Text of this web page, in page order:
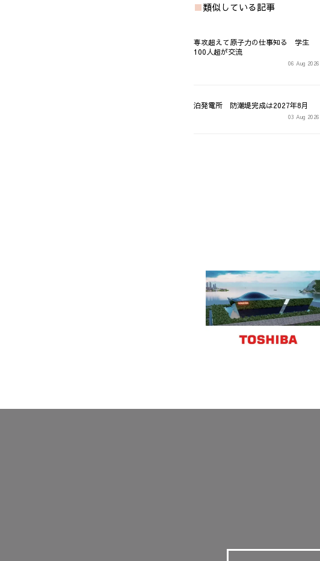
類似している記事
専攻超えて原子力の仕事知る 学生
100人超が交流
06 Aug 2026
泊発電所 防潮堤完成は2027年8月
03 Aug 2026